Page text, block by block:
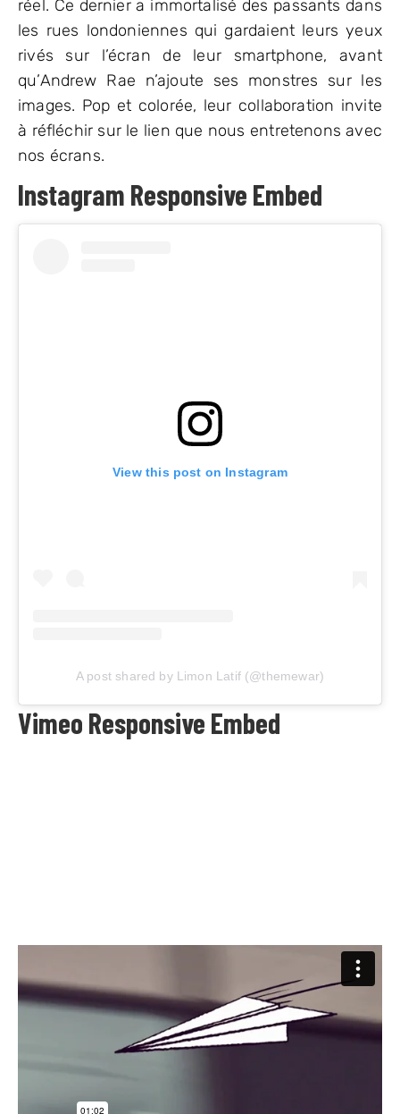
réel. Ce dernier a immortalisé des passants dans
les rues londoniennes qui gardaient leurs yeux
rivés sur l’écran de leur smartphone, avant
qu’Andrew Rae n’ajoute ses monstres sur les
images. Pop et colorée, leur collaboration invite
à réfléchir sur le lien que nous entretenons avec
nos écrans.
Instagram Responsive Embed
View this post on Instagram
A post shared by Limon Latif (@themewar)
Vimeo Responsive Embed